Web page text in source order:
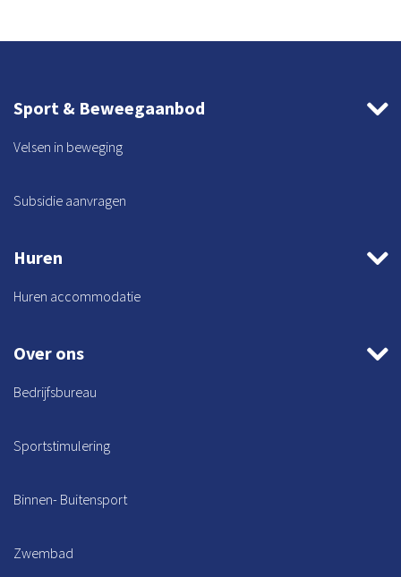
Sport & Beweegaanbod
Velsen in beweging
Subsidie aanvragen
Huren
Huren accommodatie
Over ons
Bedrijfsbureau
Sportstimulering
Binnen- Buitensport
Zwembad